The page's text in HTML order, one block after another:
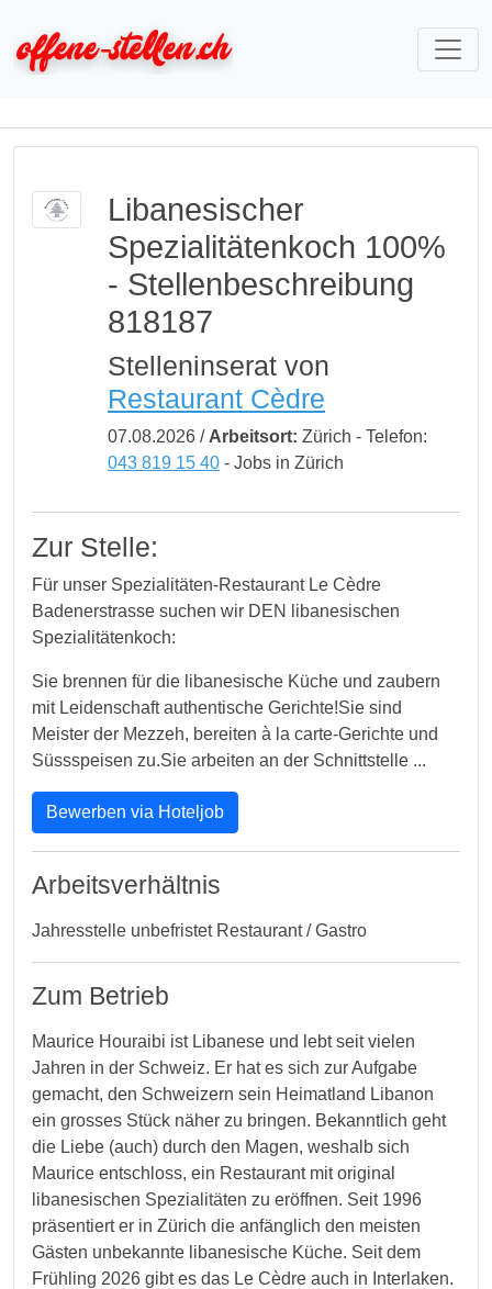
Libanesischer
Spezialitätenkoch 100%
- Stellenbeschreibung
818187
Stelleninserat von
Restaurant Cèdre
07.08.2026 / Arbeitsort: Zürich - Telefon:
043 819 15 40- Jobs in Zürich
Zur Stelle:
Für unser Spezialitäten-Restaurant Le Cèdre
Badenerstrasse suchen wir DEN libanesischen
Spezialitätenkoch:
Sie brennen für die libanesische Küche und zaubern
mit Leidenschaft authentische Gerichte!Sie sind
Meister der Mezzeh, bereiten à la carte-Gerichte und
Süssspeisen zu.Sie arbeiten an der Schnittstelle ...
Bewerben via Hoteljob
Arbeitsverhältnis
Jahresstelle unbefristet Restaurant / Gastro
Zum Betrieb
Maurice Houraibi ist Libanese und lebt seit vielen
Jahren in der Schweiz. Er hat es sich zur Aufgabe
gemacht, den Schweizern sein Heimatland Libanon
ein grosses Stück näher zu bringen. Bekanntlich geht
die Liebe (auch) durch den Magen, weshalb sich
Maurice entschloss, ein Restaurant mit original
libanesischen Spezialitäten zu eröffnen. Seit 1996
präsentiert er in Zürich die anfänglich den meisten
Gästen unbekannte libanesische Küche. Seit dem
Frühling 2026 gibt es das Le Cèdre auch in Interlaken.